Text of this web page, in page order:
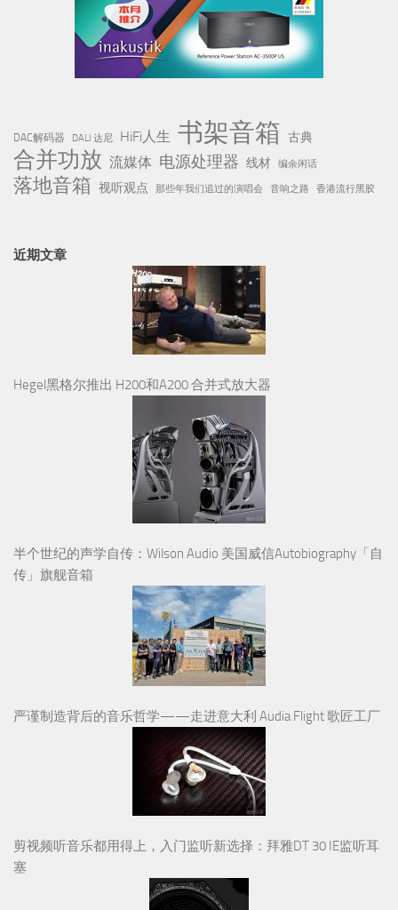
DAC解码器 DALI 达尼 HiFi人生 书架音箱 古典
合并功放 流媒体 电源处理器 线材 编余闲话
落地音箱 视听观点 那些年我们追过的演唱会 音响之路 香港流行黑胶
近期文章
Hegel黑格尔推出 H200和A200 合并式放大器
半个世纪的声学自传：Wilson Audio 美国威信Autobiography「自
传」旗舰音箱
严谨制造背后的音乐哲学——走进意大利 Audia Flight 歌匠工厂
剪视频听音乐都用得上，入门监听新选择：拜雅DT 30 IE监听耳
塞